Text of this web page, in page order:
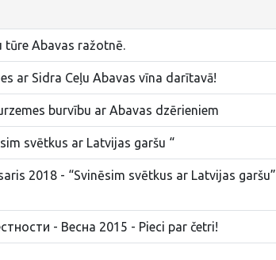
Abavas ražotnē.
ar Sidra Ceļu Abavas vīna darītavā!
burvību ar Abavas dzērieniem
svētkus ar Latvijas garšu “
2018 - “Svinēsim svētkus ar Latvijas garšu”
- Bесна 2015 - Pieci par četri!